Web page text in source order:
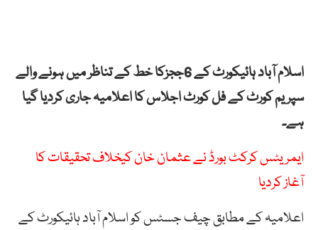
اسلام آباد ہائیکورٹ کے 6ججزکا خط کے تناظر میں ہونے والے
سپریم کورٹ کے فل کورٹ اجلاس کا اعلامیہ جاری کردیا گیا
ہے۔
ایمریٹس کرکٹ بورڈ نے عثمان خان کیخلاف تحقیقات کا
آغاز کردیا
اعلامیہ کے مطابق چیف جسٹس کو اسلام آباد ہائیکورٹ کے